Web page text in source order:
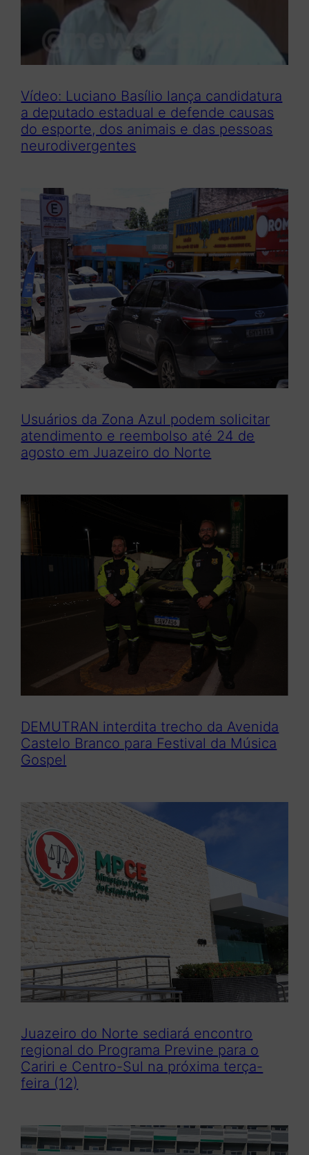
Vídeo: Luciano Basílio lança candidatura
a deputado estadual e defende causas
do esporte, dos animais e das pessoas
neurodivergentes
Usuários da Zona Azul podem solicitar
atendimento e reembolso até 24 de
agosto em Juazeiro do Norte
DEMUTRAN interdita trecho da Avenida
Castelo Branco para Festival da Música
Gospel
Juazeiro do Norte sediará encontro
regional do Programa Previne para o
Cariri e Centro-Sul na próxima terça-
feira (12)